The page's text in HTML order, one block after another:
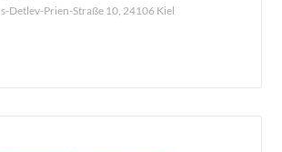
Detlev-Prien-Straße 10, 24106 Kiel